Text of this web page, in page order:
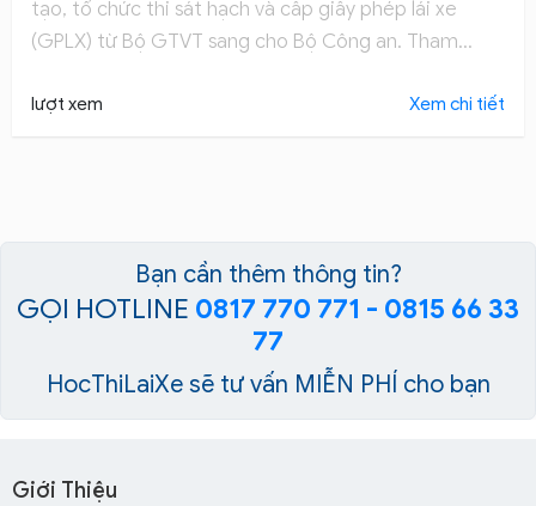
tạo, tổ chức thi sát hạch và cấp giấy phép lái xe
(GPLX) từ Bộ GTVT sang cho Bộ Công an. Tham
lượt xem Xem chi tiết
Bạn cần thêm thông tin?
GỌI HOTLINE 0817 770 771 - 0815 66 33
77
HocThiLaiXe sẽ tư vấn MIỄN PHÍ cho bạn
Giới Thiệu